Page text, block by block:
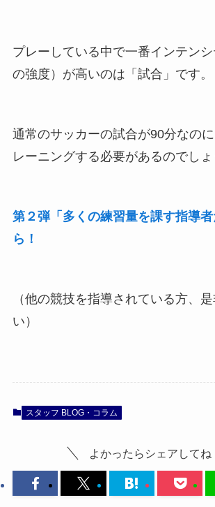
プレーしている中で一番インテン
の強度）が高いのは「試合」です。
通常のサッカーの試合が90分なの
レーニングする必要があるのでしょ
第２弾「多くの練習量を課す指導
ら！
（他の競技を指導されている方、
い）
スタッフ BLOG・コラム
よかったらシェアしてね